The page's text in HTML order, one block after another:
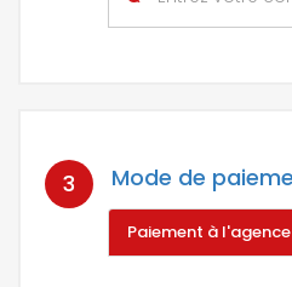
3 Mode de
Paiement à l'agence